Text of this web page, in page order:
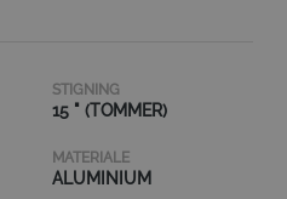
STIGNING
15 " (TOMMER)
MATERIALE
ALUMINIUM